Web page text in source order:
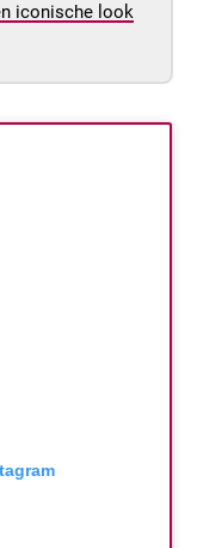
iconische look